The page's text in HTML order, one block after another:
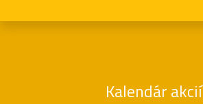
Kalendár akcií